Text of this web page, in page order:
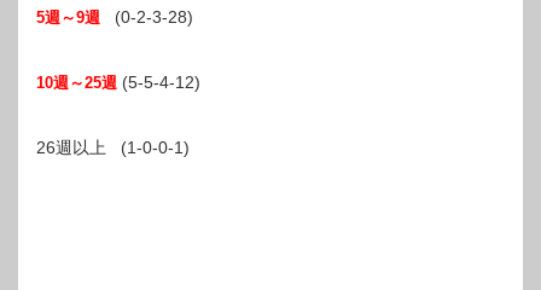
5週～9週 (0-2-3-28)
10週～25週 (5-5-4-12)
26週以上 (1-0-0-1)